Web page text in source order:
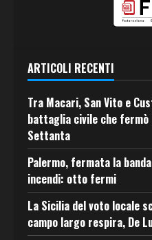
ARTICOLI RECENTI
Tra Macari, San Vito e
battaglia civile che
Settanta
Palermo, fermata la
incendi: otto fermi
La Sicilia del voto locale
campo largo respira, De